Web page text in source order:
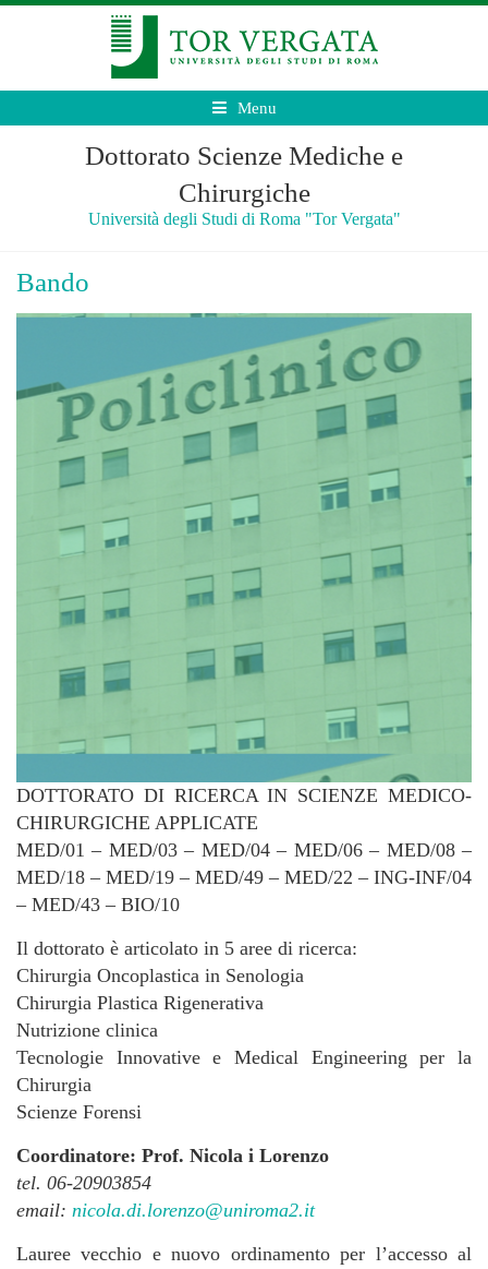
Menu
Dottorato Scienze Mediche e
Chirurgiche
Università degli Studi di Roma "Tor Vergata"
Bando
DOTTORATO DI RICERCA IN SCIENZE MEDICO-
CHIRURGICHE APPLICATE
MED/01 – MED/03 – MED/04 – MED/06 – MED/08 –
MED/18 – MED/19 – MED/49 – MED/22 – ING-INF/04
– MED/43 – BIO/10
Il dottorato è articolato in 5 aree di ricerca:
Chirurgia Oncoplastica in Senologia
Chirurgia Plastica Rigenerativa
Nutrizione clinica
Tecnologie Innovative e Medical Engineering per la
Chirurgia
Scienze Forensi
Coordinatore: Prof. Nicola i Lorenzo
tel. 06-20903854
email: nicola.di.lorenzo@uniroma2.it
Lauree vecchio e nuovo ordinamento per l’accesso al